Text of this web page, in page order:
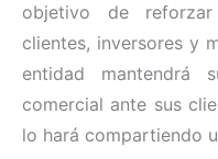
objetivo de
clientes, inversores y
entidad mantendrá
comercial ante sus
lo hará compartiendo